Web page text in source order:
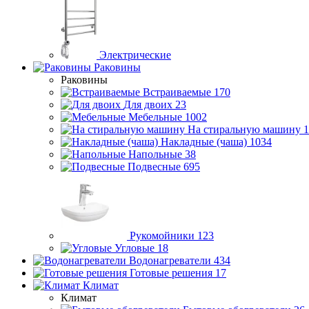
Электрические
Раковины
Раковины
Встраиваемые 170
Для двоих 23
Мебельные 1002
На стиральную машину
Накладные (чаша) 1034
Напольные 38
Подвесные 695
Рукомойники 123
Угловые 18
Водонагреватели 434
Готовые решения 17
Климат
Климат